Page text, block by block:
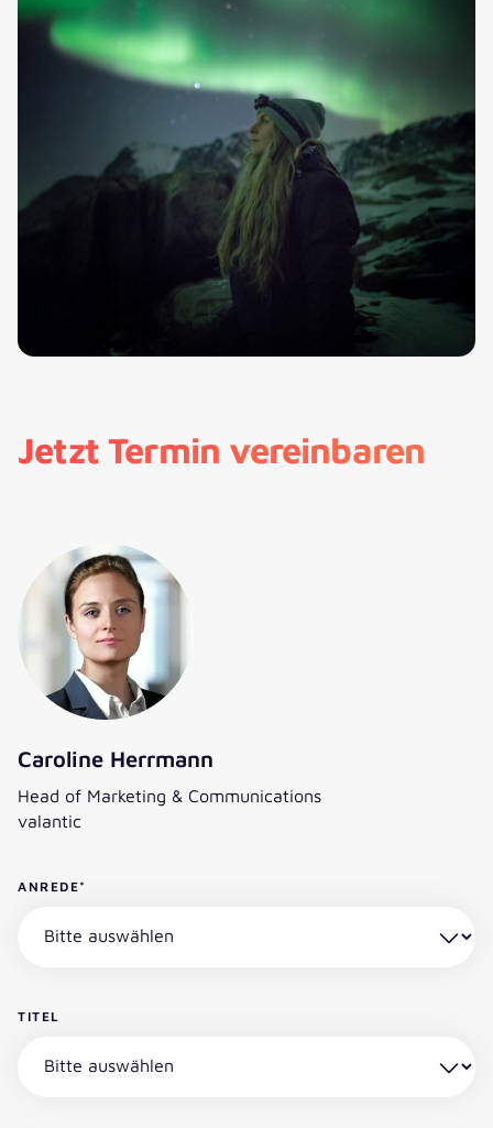
Jetzt Termin vereinbaren
Caroline Herrmann
Head of Marketing & Communications
valantic
ANREDE*
TITEL